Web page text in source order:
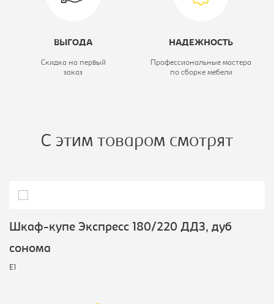
ВЫГОДА
Скидка на первый
заказ
НАДЕЖНОСТЬ
Профессиональные мастера
по сборке мебели
С этим товаром смотрят
Шкаф-купе Экспресс 180/220 ДДЗ, дуб
сонома
E1